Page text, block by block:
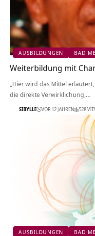
AUSBILDUNGEN BAD
Weiterbildung mit
„Hier wird das Mittel
die direkte Verwirklichung,…
SIBYLLE VOR 12 JAHREN 528
AUSBILDUNGEN BAD